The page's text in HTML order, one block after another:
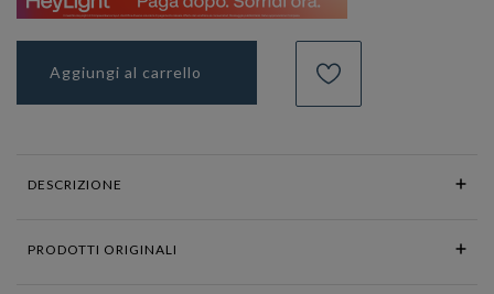
Aggiungi al carrello
DESCRIZIONE
PRODOTTI ORIGINALI